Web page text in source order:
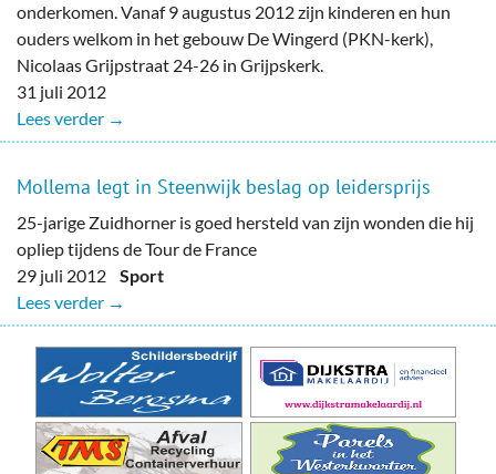
onderkomen. Vanaf 9 augustus 2012 zijn kinderen en hun
ouders welkom in het gebouw De Wingerd (PKN-kerk),
Nicolaas Grijpstraat 24-26 in Grijpskerk.
31 juli 2012
Lees verder →
Mollema legt in Steenwijk beslag op leidersprijs
25-jarige Zuidhorner is goed hersteld van zijn wonden die hij
opliep tijdens de Tour de France
29 juli 2012 Sport
Lees verder →